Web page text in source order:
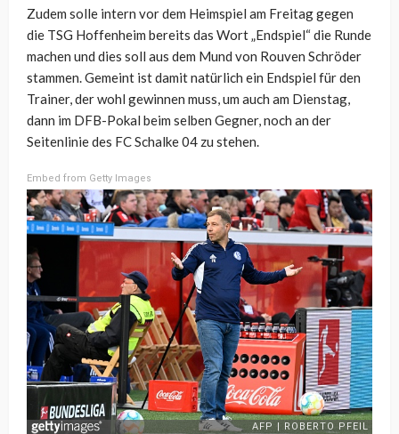
Zudem solle intern vor dem Heimspiel am Freitag gegen
die TSG Hoffenheim bereits das Wort „Endspiel“ die Runde
machen und dies soll aus dem Mund von Rouven Schröder
stammen. Gemeint ist damit natürlich ein Endspiel für den
Trainer, der wohl gewinnen muss, um auch am Dienstag,
dann im DFB-Pokal beim selben Gegner, noch an der
Seitenlinie des FC Schalke 04 zu stehen.
Embed from Getty Images